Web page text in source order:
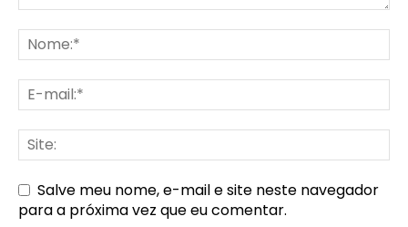
Salve meu nome, e-mail e site neste navegador
para a próxima vez que eu comentar.